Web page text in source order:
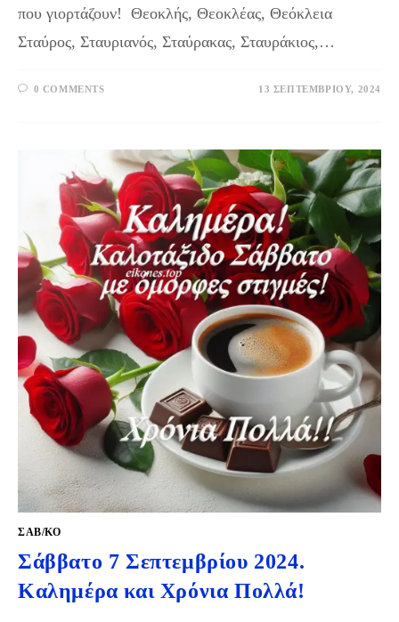
που γιορτάζουν! Θεοκλής, Θεοκλέας, Θεόκλεια
Σταύρος, Σταυριανός, Σταύρακας, Σταυράκιος,…
0 COMMENTS 13 ΣΕΠΤΕΜΒΡΊΟΥ, 2024
ΣΑΒ/ΚΟ
Σάββατο 7 Σεπτεμβρίου 2024.
Καλημέρα και Χρόνια Πολλά!